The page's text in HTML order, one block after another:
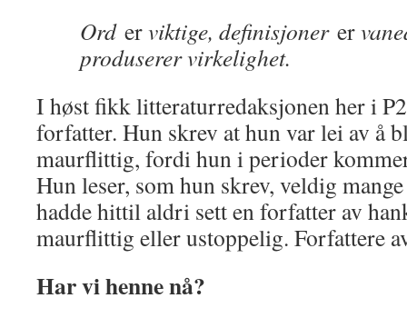
Ord erviktige, definisjoner er
produserer virkelighet.
I høst fikk litteraturredaksjonen her i
forfatter. Hun skrev at hun var lei av å
maurflittig, fordi hun i perioder
Hun leser, som hun skrev, veldig
hadde hittil aldri sett en forfatter av
maurflittig eller ustoppelig. Forfattere
Har vi henne nå?